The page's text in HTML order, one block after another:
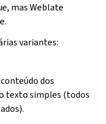
mas Weblate
variantes:
dos
texto simples (todos